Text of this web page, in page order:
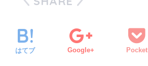
はてブ Google+ Pocket